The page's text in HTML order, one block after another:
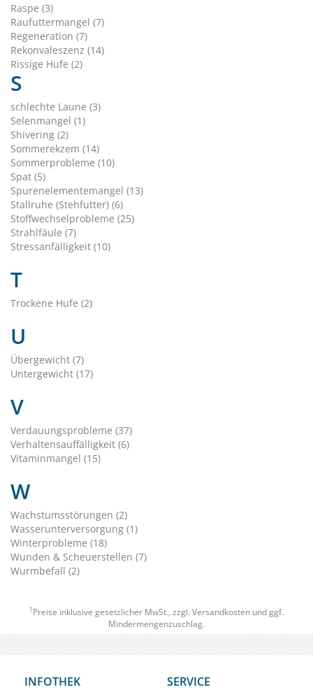
Raspe (3)
Raufuttermangel (7)
Regeneration (7)
Rekonvaleszenz (14)
Rissige Hufe (2)
S
schlechte Laune (3)
Selenmangel (1)
Shivering (2)
Sommerekzem (14)
Sommerprobleme (10)
Spat (5)
Spurenelementemangel (13)
Stallruhe (Stehfutter) (6)
Stoffwechselprobleme (25)
Strahlfäule (7)
Stressanfälligkeit (10)
T
Trockene Hufe (2)
U
Übergewicht (7)
Untergewicht (17)
V
Verdauungsprobleme (37)
Verhaltensauffälligkeit (6)
Vitaminmangel (15)
W
Wachstumsstörungen (2)
Wasserunterversorgung (1)
Winterprobleme (18)
Wunden & Scheuerstellen (7)
Wurmbefall (2)
1 Preise inklusive gesetzlicher MwSt., zzgl. Versandkosten und ggf.
Mindermengenzuschlag.
INFOTHEK SERVICE